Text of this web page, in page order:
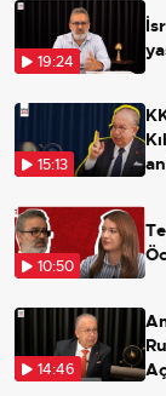
19:24
15:13
10:50
14:46